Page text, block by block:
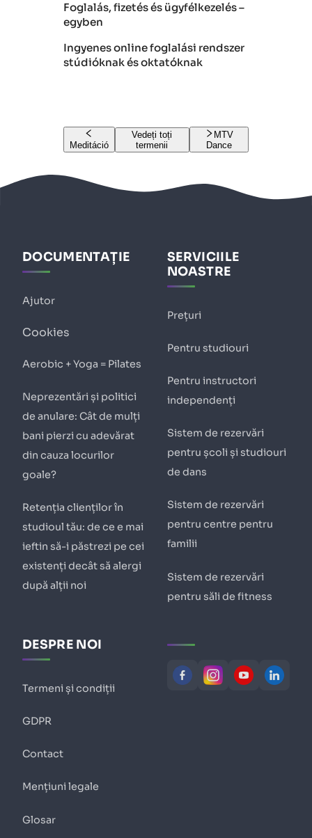
Foglalás, fizetés és ügyfélkezelés –
egyben
Ingyenes online foglalási rendszer
stúdióknak és oktatóknak
Meditáció
Vedeți toți
termenii
MTV
Dance
DOCUMENTAȚIE
Ajutor
Cookies
Aerobic + Yoga = Pilates
Neprezentări și politici
de anulare: Cât de mulți
bani pierzi cu adevărat
din cauza locurilor
goale?
Retenția clienților în
studioul tău: de ce e mai
ieftin să-i păstrezi pe cei
existenți decât să alergi
după alții noi
SERVICIILE
NOASTRE
Prețuri
Pentru studiouri
Pentru instructori
independenți
Sistem de rezervări
pentru școli și studiouri
de dans
Sistem de rezervări
pentru centre pentru
familii
Sistem de rezervări
pentru săli de fitness
DESPRE NOI
Termeni și condiții
GDPR
Contact
Mențiuni legale
Glosar